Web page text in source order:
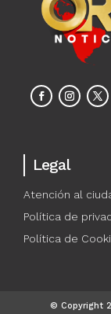
Legal
Atención al
Política de
Política de
© Copyright